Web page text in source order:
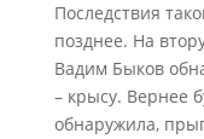
Последствия
позднее. На
Вадим Быков
– крысу. Вернее
обнаружила,